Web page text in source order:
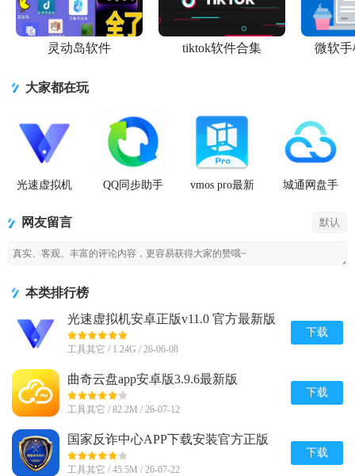
灵动岛软件 tiktok软件合集 微软手
大家都在玩
光速虚拟机
QQ同步助手
vmos pro最新
城通网盘手
网友留言 默认
本类排行榜
光速虚拟机安卓正版v11.0 官方最新版
【64位】
工具其它 / 1.24G / 26-06-08
下载
曲奇云盘app安卓版3.9.6最新版
工具其它 / 82.2M / 26-07-12
下载
国家反诈中心APP下载安装官方正版
v2.0.25
工具其它 / 45.5M / 26-07-22
下载